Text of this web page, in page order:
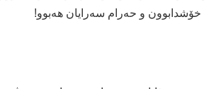
خۆشدابوون و حەرام سەرایان ھەبوو!